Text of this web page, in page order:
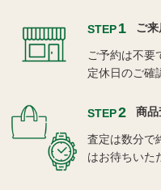
STEP1 ご来
ご予約は不要
定休日のご確
STEP2 商品
査定は数分で
はお待ちいた